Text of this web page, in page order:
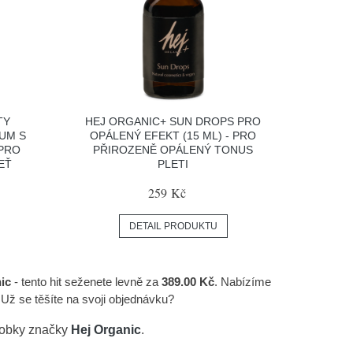
S
HEJ ORGANIC+ SUN DROPS PRO
OPÁLENÝ EFEKT (15 ML) - PRO
PŘIROZENĚ OPÁLENÝ TONUS
PLETI
259 Kč
DETAIL PRODUKTU
- tento hit seženete levně za 389.00 Kč. Nabízíme
se těšíte na svoji objednávku?
značky Hej Organic.